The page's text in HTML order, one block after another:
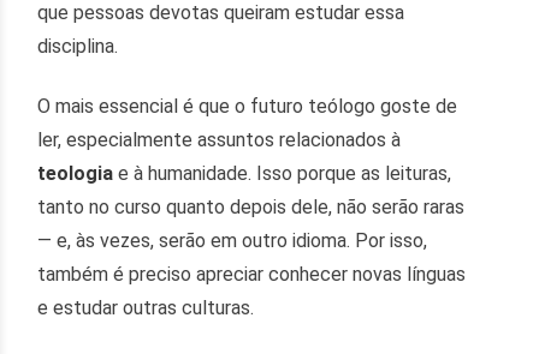
que pessoas devotas queiram estudar essa
disciplina.
O mais essencial é que o futuro teólogo goste de
ler, especialmente assuntos relacionados à
teologiae à humanidade. Isso porque as leituras,
tanto no curso quanto depois dele, não serão raras
— e, às vezes, serão em outro idioma. Por isso,
também é preciso apreciar conhecer novas línguas
e estudar outras culturas.